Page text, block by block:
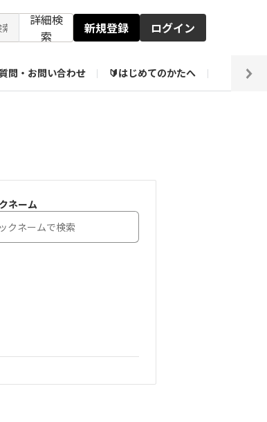
詳細検
索
新規登録 ログイン
問・お問い合わせ 🔰はじめてのかたへ 編集
ネーム